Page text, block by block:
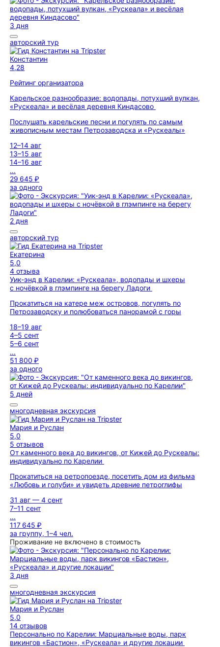
3 дня
авторский тур
Константин
4,28
Рейтинг организатора
Карельское разнообразие: водопады, потухший вулкан,
«Рускеала» и весёлая деревня Киндасово
Послушать карельские песни и погулять по самым
живописным местам Петрозаводска и «Рускеалы»
12–14 авг
13–15 авг
14–16 авг
...
29 645 ₽
за одного
2 дня
авторский тур
Екатерина
5,0
4 отзыва
Уик-энд в Карелии: «Рускеала», водопады и шхеры
с ночёвкой в глэмпинге на берегу Ладоги
Прокатиться на катере меж островов, погулять по
Петрозаводску и полюбоваться панорамой с горы
18–19 авг
4–5 сент
5–6 сент
...
51 800 ₽
за одного
5 дней
многодневная экскурсия
Мария и Руслан
5,0
5 отзывов
От каменного века до викингов, от Кижей до Рускеалы:
индивидуально по Карелии
Прокатиться на ретропоезде, посетить дом из фильма
«Любовь и голуби» и увидеть древние петроглифы
31 авг — 4 сент
7–11 сент
...
117 645 ₽
за группу, 1–4 чел.
Проживание не включено в стоимость
3 дня
многодневная экскурсия
Мария и Руслан
5,0
14 отзывов
Персонально по Карелии: Марциальные воды, парк
викингов «Бастион», «Рускеала» и другие локации